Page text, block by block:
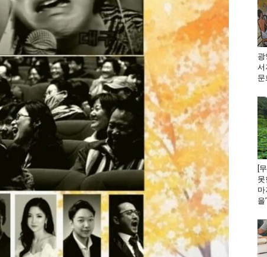
광
서
문
[
마
을’